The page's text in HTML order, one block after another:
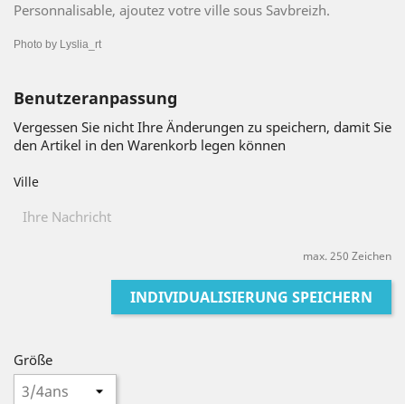
Personnalisable, ajoutez votre ville sous Savbreizh.
Photo by Lyslia_rt
Benutzeranpassung
Vergessen Sie nicht Ihre Änderungen zu speichern, damit Sie
den Artikel in den Warenkorb legen können
Ville
max. 250 Zeichen
INDIVIDUALISIERUNG SPEICHERN
Größe